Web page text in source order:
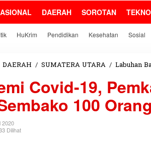
DAERAH SOROTAN
HuKrim Pendidikan Kesehatan Sosial
DAERAH / SUMATERA UTARA / Labuhan
Covid-19,
100
2020
Dilihat